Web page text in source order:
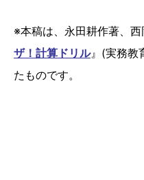
※本稿は、永田耕作著、
ザ！計算ドリル』(実務教
たものです。